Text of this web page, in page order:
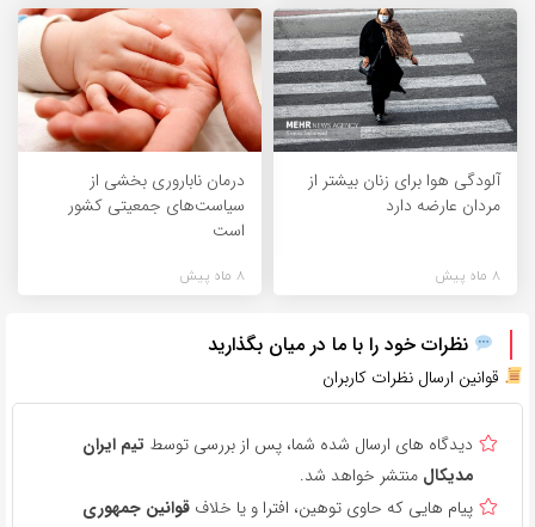
آلودگی هوا برای زنان بیشتر از
مردان عارضه دارد
8 ماه پیش
درمان ناباروری بخشی از
سیاست‌های جمعیتی کشور
است
8 ماه پیش
نظرات خود را با ما در میان بگذارید
قوانین ارسال نظرات کاربران
دیدگاه های ارسال شده شما، پس از بررسی توسط تیم ایران
مدیکال منتشر خواهد شد.
پیام هایی که حاوی توهین، افترا و یا خلاف قوانین جمهوری